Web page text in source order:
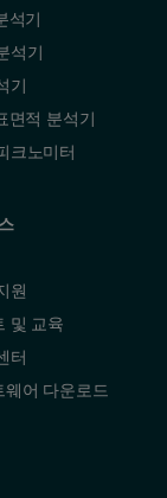
석기
석기
기
면적 분석기
크노미터
원
및 교육
터
웨어 다운로드